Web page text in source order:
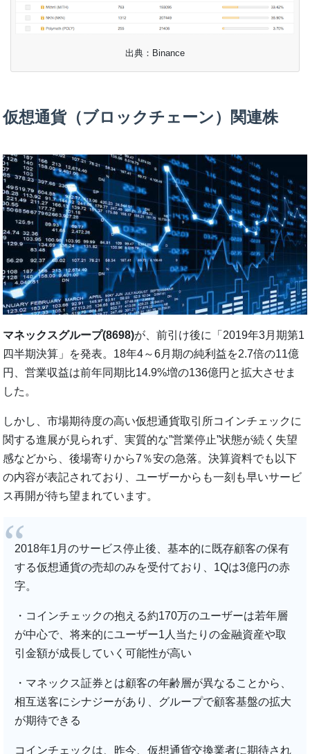
出典：Binance
仮想通貨（ブロックチェーン）関連株
マネックスグループ(8698)が、前引け後に「2019年3月期第1
四半期決算」を発表。18年4～6月期の純利益を2.7倍の11億
円、営業収益は前年同期比14.9%増の136億円と拡大させま
した。
しかし、市場期待度の高い仮想通貨取引所コインチェックに
関する進展が見られず、実質的な”営業停止”状態が続く失望
感などから、後場寄りから7％安の急落。決算資料でも以下
の内容が表記されており、ユーザーからも一刻も早いサービ
ス再開が待ち望まれています。
2018年1月のサービス停止後、基本的に既存顧客の保有
する仮想通貨の売却のみを受付ており、1Qは3億円の赤
字。
・コインチェックの抱える約170万のユーザーは若年層
が中心で、将来的にユーザー1人当たりの金融資産や取
引金額が成長していく可能性が高い
・マネックス証券とは顧客の年齢層が異なることから、
相互送客にシナジーがあり、グループで顧客基盤の拡大
が期待できる
コインチェックは、昨今、仮想通貨交換業者に期待され